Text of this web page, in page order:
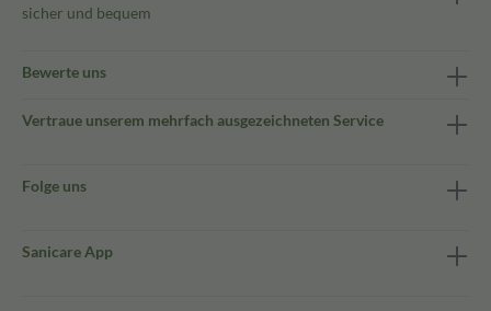
sicher und bequem
Bewerte uns
Vertraue unserem mehrfach ausgezeichneten Service
Folge uns
Sanicare App